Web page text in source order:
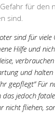
für den
sind.
sind für viele
Hilfe und
und halten
gepflegt“ Für
das jedoch
nicht fliehen,